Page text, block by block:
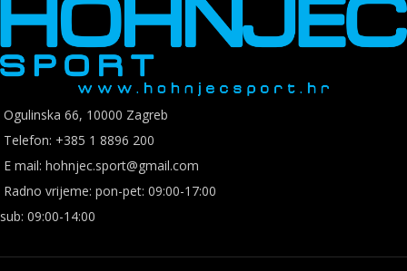
Ogulinska 66, 10000 Zagreb
Telefon: +385 1 8896 200
E mail: hohnjec.sport@gmail.com
Radno vrijeme: pon-pet: 09:00-17:00
sub: 09:00-14:00